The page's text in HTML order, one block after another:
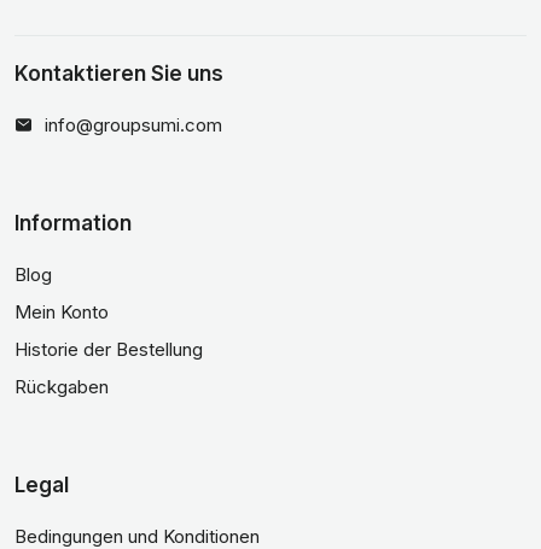
Kontaktieren Sie uns
info@groupsumi.com
Information
Blog
Mein Konto
Historie der Bestellung
Rückgaben
Legal
Bedingungen und Konditionen